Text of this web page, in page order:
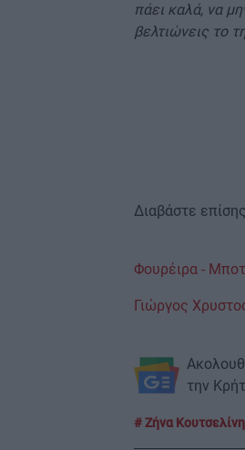
πάει καλά, να
βελτιώνεις το
Διαβάστε επίσης
Φουρέιρα -
Γιώργος
την
Ζήνα Κουτσελίνη